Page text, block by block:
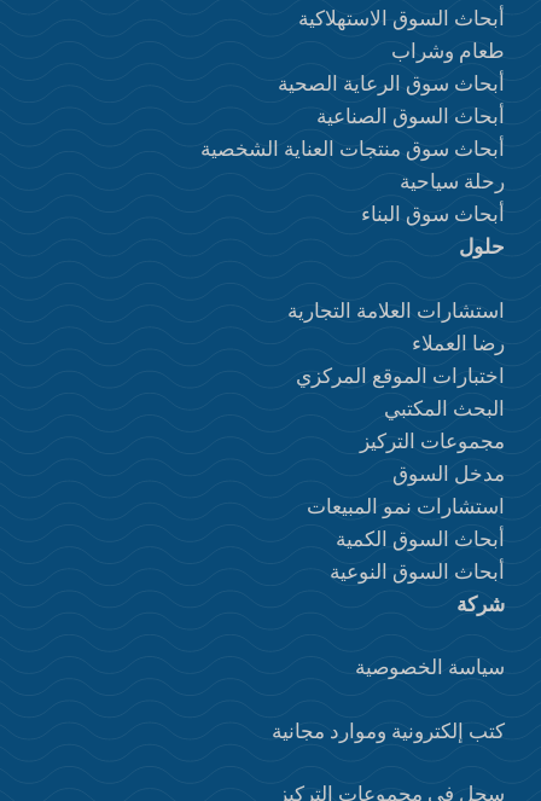
أبحاث السوق الاستهلاكية
طعام وشراب
أبحاث سوق الرعاية الصحية
أبحاث السوق الصناعية
أبحاث سوق منتجات العناية الشخصية
رحلة سياحية
أبحاث سوق البناء
حلول
استشارات العلامة التجارية
رضا العملاء
اختبارات الموقع المركزي
البحث المكتبي
مجموعات التركيز
مدخل السوق
استشارات نمو المبيعات
أبحاث السوق الكمية
أبحاث السوق النوعية
شركة
سياسة الخصوصية
كتب إلكترونية وموارد مجانية
سجل في مجموعات التركيز